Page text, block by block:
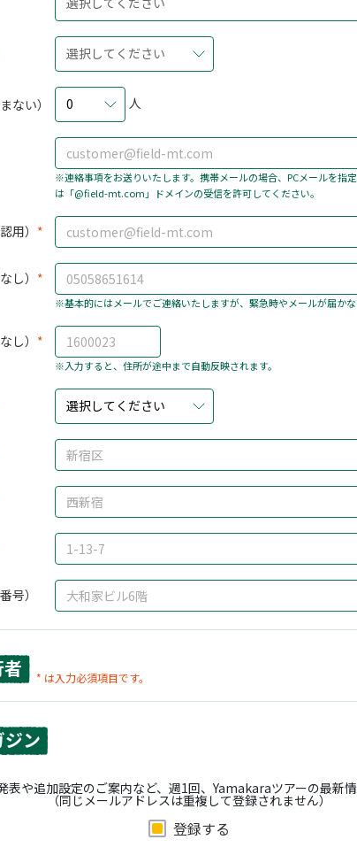
選択してください
ない） 0 人
※連絡事項をお送りいたします。携帯メールの場合、PCメールを指
は「@field-mt.com」ドメインの受信を許可してください。
用）
し）
※基本的にはメールでご連絡いたしますが、緊急時やメールが届かな
し）
※入力すると、住所が途中まで自動反映されます。
選択してください
号）
* は入力必須項目です。
ジン
表や追加設定のご案内など、週1回、Yamakaraツアーの最新情
（同じメールアドレスは重複して登録されません）
登録する